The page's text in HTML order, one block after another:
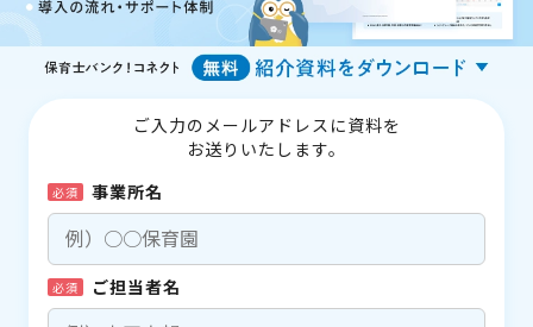
ご入力のメールアドレスに資料を
お送りいたします。
必須 事業所名
必須 ご担当者名